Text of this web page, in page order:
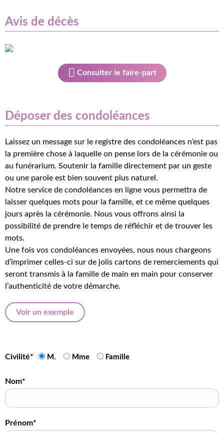
Avis de décès
Consulter le faire-part
Déposer des condoléances
Laissez un message sur le registre des condoléances n’est pas
la première chose à laquelle on pense lors de la cérémonie ou
au funérarium. Soutenir la famille directement par un geste
ou une parole est bien souvent plus naturel.
Notre service de condoléances en ligne vous permettra de
laisser quelques mots pour la famille, et ce même quelques
jours après la cérémonie. Nous vous offrons ainsi la
possibilité de prendre le temps de réfléchir et de trouver les
mots.
Une fois vos condoléances envoyées, nous nous chargeons
d’imprimer celles-ci sur de jolis cartons de remerciements qui
seront transmis à la famille de main en main pour conserver
l’authenticité de votre démarche.
Voir un exemple
Civilité* M. Mme Famille
Nom*
Prénom*